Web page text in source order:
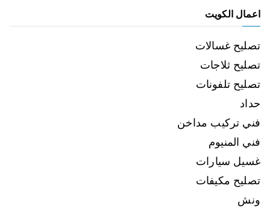
اعمال الكويت
تصليح غسالات
تصليح ثلاجات
تصليح تلفونات
حداد
فني تركيب مداخن
فني المنيوم
غسيل سيارات
تصليح مكيفات
ونش